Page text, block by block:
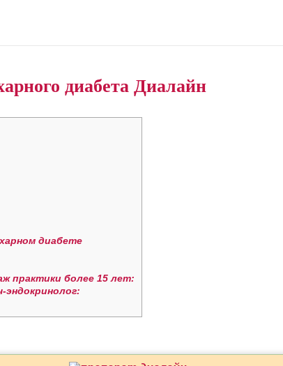
диабета Диалайн
диабете
практики более 15 лет:
эндокринолог: